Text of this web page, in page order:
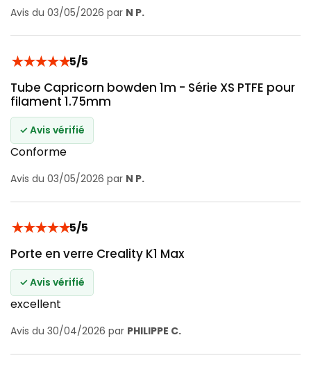
Avis du 03/05/2026 par N P.
★★★★★5/5
Tube Capricorn bowden 1m - Série XS PTFE pour
filament 1.75mm
✓ Avis vérifié
Conforme
Avis du 03/05/2026 par N P.
★★★★★5/5
Porte en verre Creality K1 Max
✓ Avis vérifié
excellent
Avis du 30/04/2026 par PHILIPPE C.